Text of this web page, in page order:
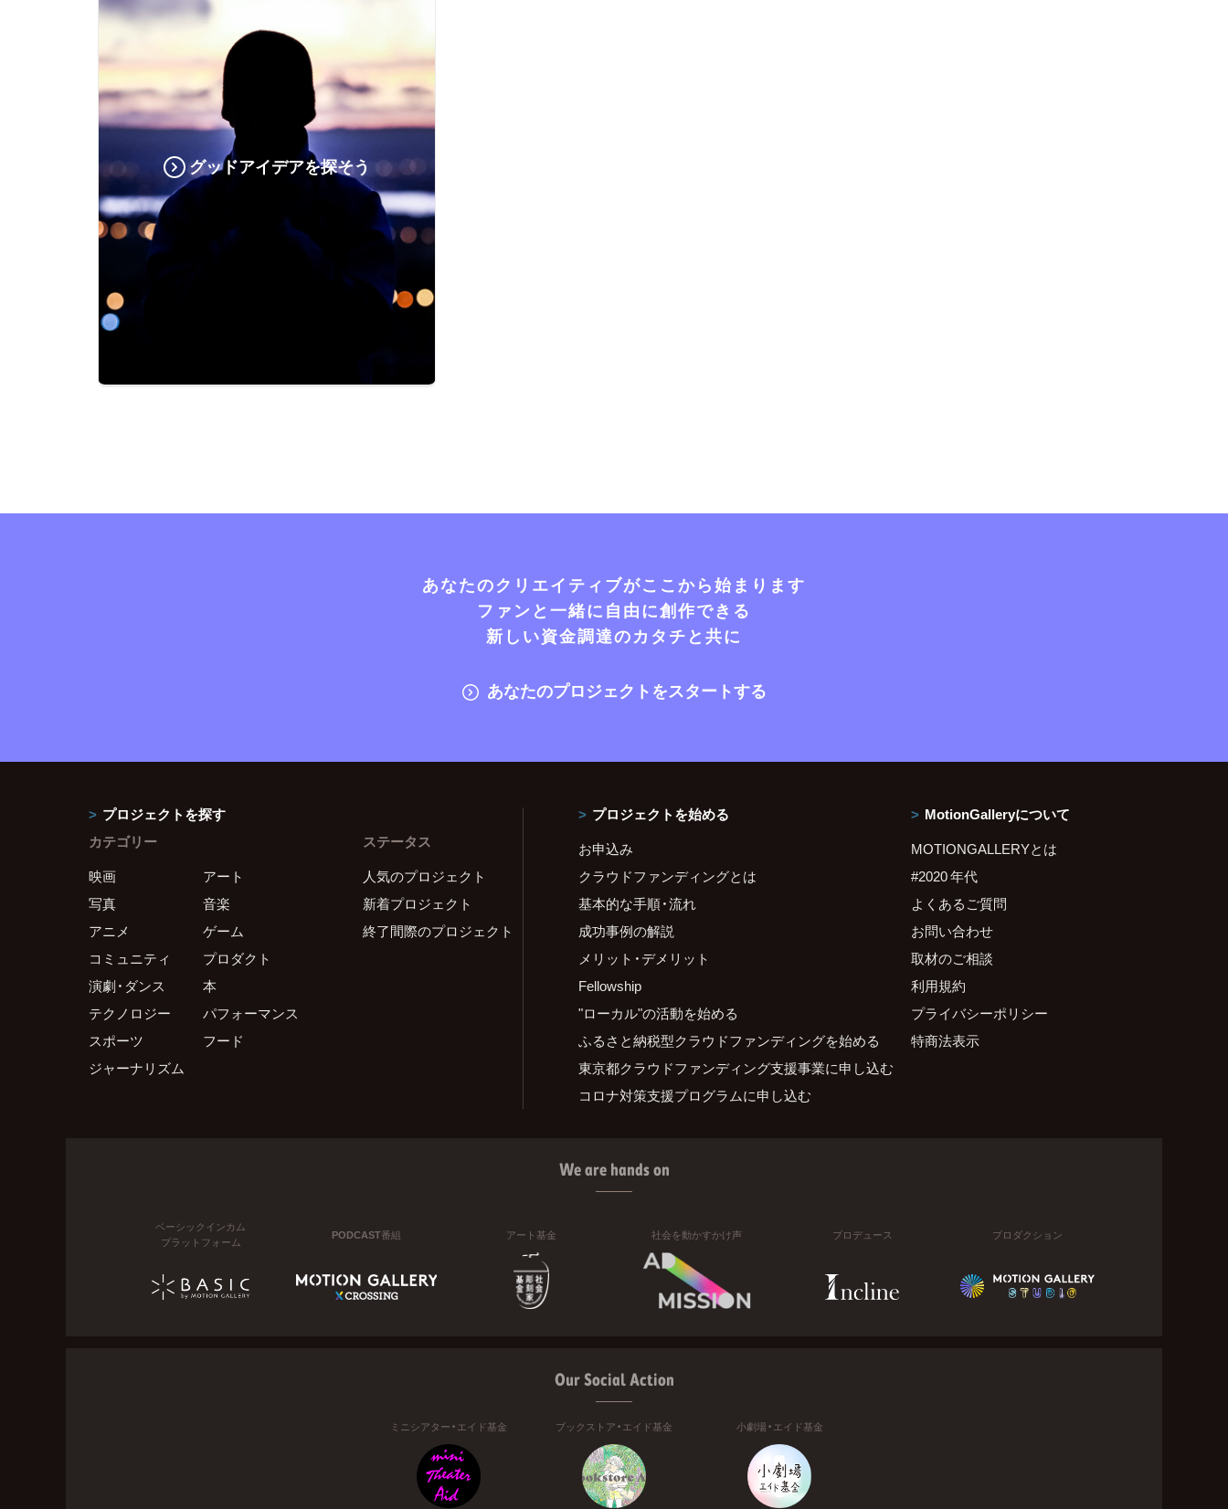
グッドアイデアを探そう
あなたのクリエイティブがここから始まります
ファンと一緒に自由に創作できる
新しい資金調達のカタチと共に
あなたのプロジェクトをスタートする
プロジェクトを探す
カテゴリー
映画
アート
写真
音楽
アニメ
ゲーム
コミュニティ
プロダクト
演劇・ダンス
本
テクノロジー
パフォーマンス
スポーツ
フード
ジャーナリズム
ステータス
人気のプロジェクト
新着プロジェクト
終了間際のプロジェクト
プロジェクトを始める
お申込み
クラウドファンディングとは
基本的な手順・流れ
成功事例の解説
メリット・デメリット
Fellowship
"ローカル"の活動を始める
ふるさと納税型クラウドファンディングを始める
東京都クラウドファンディング支援事業に申し込む
コロナ対策支援プログラムに申し込む
MotionGalleryについて
MOTIONGALLERYとは
#2020 年代
よくあるご質問
お問い合わせ
取材のご相談
利用規約
プライバシーポリシー
特商法表示
We are hands on
ベーシックインカム
プラットフォーム
PODCAST番組 アート基金 社会を動かすかけ声 プロデュース プロダクション
Our Social Action
ミニシアター・エイド基金 ブックストア・エイド基金 小劇場・エイド基金